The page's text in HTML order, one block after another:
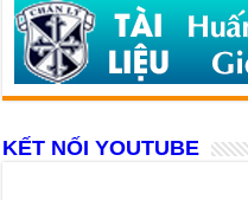
KẾT NỐI YOUTUBE